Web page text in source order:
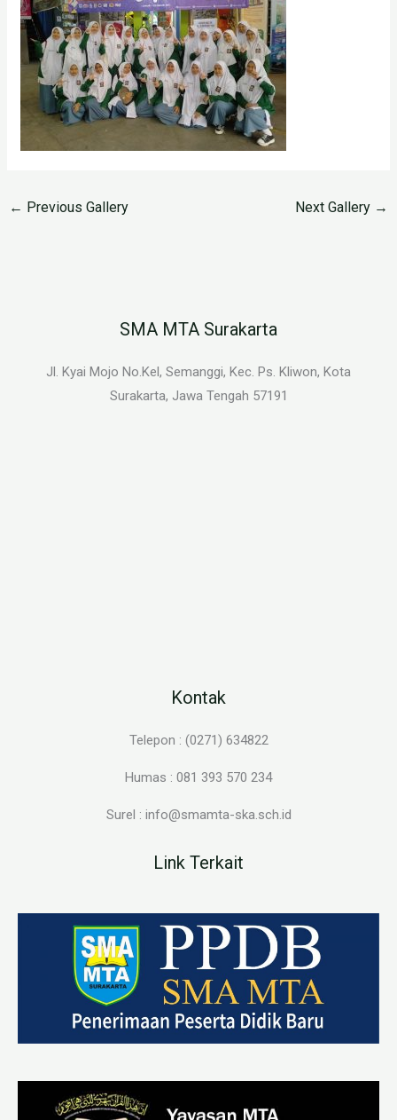
← Previous Gallery Next Gallery →
SMA MTA Surakarta
Jl. Kyai Mojo No.Kel, Semanggi, Kec. Ps. Kliwon, Kota
Surakarta, Jawa Tengah 57191
Kontak
Telepon : (0271) 634822
Humas : 081 393 570 234
Surel : info@smamta-ska.sch.id
Link Terkait